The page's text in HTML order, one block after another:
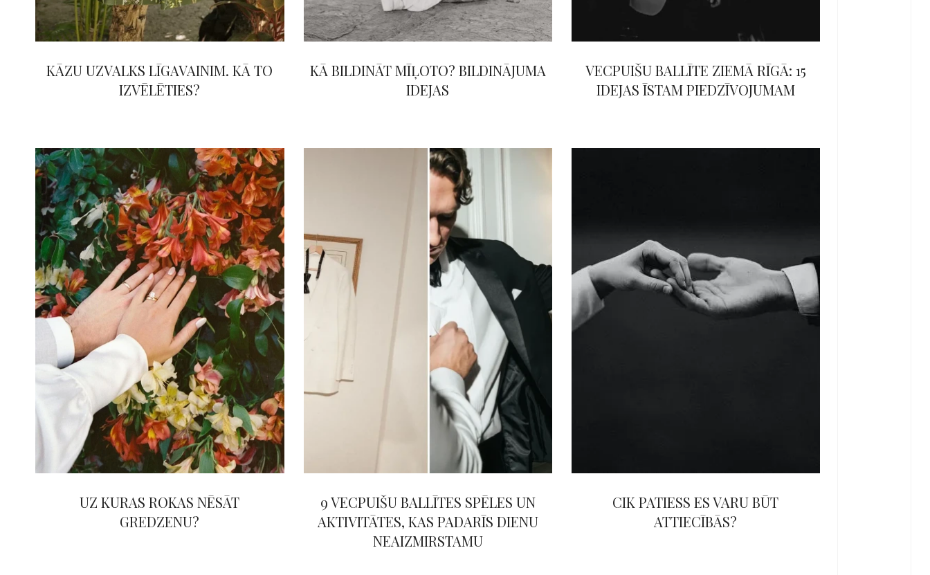
KĀZU UZVALKS LĪGAVAINIM. KĀ TO
IZVĒLĒTIES?
KĀ BILDINĀT MĪĻOTO? BILDINĀJUMA
IDEJAS
VECPUIŠU BALLĪTE ZIEMĀ RĪGĀ: 15
IDEJAS ĪSTAM PIEDZĪVOJUMAM
UZ KURAS ROKAS NĒSĀT
GREDZENU?
9 VECPUIŠU BALLĪTES SPĒLES UN
AKTIVITĀTES, KAS PADARĪS DIENU
NEAIZMIRSTAMU
CIK PATIESS ES VARU BŪT
ATTIECĪBĀS?